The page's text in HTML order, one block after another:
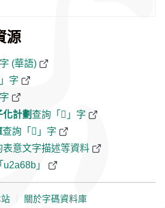
源
(華語)
字
計劃查詢「𪚋」字
查詢「𪚋」字
表意文字描述等資料
u2a68b」
關於字碼資料庫